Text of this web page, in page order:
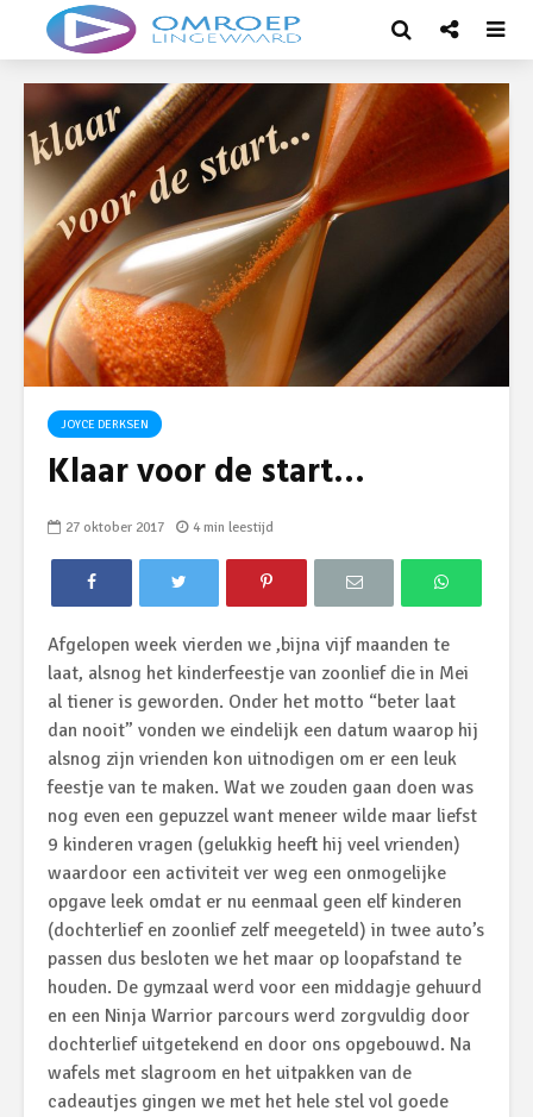
JOYCE DERKSEN
Klaar voor de start…
27 oktober 2017 4 min leestijd
Afgelopen week vierden we ,bijna vijf maanden te
laat, alsnog het kinderfeestje van zoonlief die in Mei
al tiener is geworden. Onder het motto “beter laat
dan nooit” vonden we eindelijk een datum waarop hij
alsnog zijn vrienden kon uitnodigen om er een leuk
feestje van te maken. Wat we zouden gaan doen was
nog even een gepuzzel want meneer wilde maar liefst
9 kinderen vragen (gelukkig heeft hij veel vrienden)
waardoor een activiteit ver weg een onmogelijke
opgave leek omdat er nu eenmaal geen elf kinderen
(dochterlief en zoonlief zelf meegeteld) in twee auto’s
passen dus besloten we het maar op loopafstand te
houden. De gymzaal werd voor een middagje gehuurd
en een Ninja Warrior parcours werd zorgvuldig door
dochterlief uitgetekend en door ons opgebouwd. Na
wafels met slagroom en het uitpakken van de
cadeautjes gingen we met het hele stel vol goede